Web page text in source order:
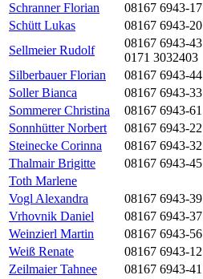
Schranner Florian
08167 6943-17
Schütt Lukas
08167 6943-20
Sellmeier Rudolf
08167 6943-43
0171 3032403
Silberbauer Florian
08167 6943-44
Soller Bianca
08167 6943-33
Sommerer Christina
08167 6943-61
Sonnhütter Norbert
08167 6943-22
Steinecke Corinna
08167 6943-32
Thalmair Brigitte
08167 6943-45
Toth Marlene
Vogl Alexandra
08167 6943-39
Vrhovnik Daniel
08167 6943-37
Weinzierl Martin
08167 6943-56
Weiß Renate
08167 6943-12
Zeilmaier Tahnee
08167 6943-41